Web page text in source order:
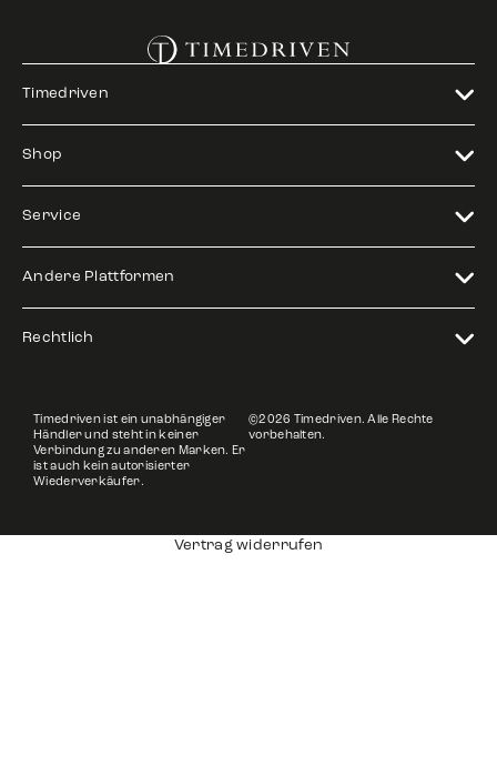
Timedriven
Shop
Service
Andere Plattformen
Rechtlich
Timedriven ist ein unabhängiger
Händler und steht in keiner
Verbindung zu anderen Marken. Er
ist auch kein autorisierter
Wiederverkäufer.
©2026 Timedriven. Alle Rechte
vorbehalten.
Vertrag widerrufen